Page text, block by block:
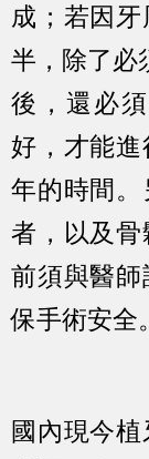
成；若因
半，除了必
後，還必
好，才能
年的時間
者，以及
前須與醫
保手術安全。
國內現今